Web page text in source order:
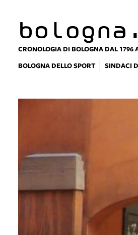
CRONOLOGIA DI BOLOGNA DAL 1796
BOLOGNA DELLO SPORT
SINDACI